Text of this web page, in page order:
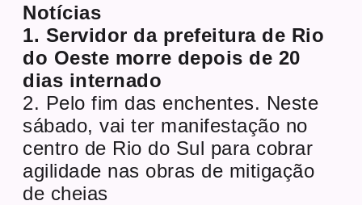
Notícias
1. Servidor da prefeitura de Rio
do Oeste morre depois de 20
dias internado
2. Pelo fim das enchentes. Neste
sábado, vai ter manifestação no
centro de Rio do Sul para cobrar
agilidade nas obras de mitigação
de cheias